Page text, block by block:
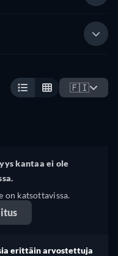
🇫🇮
kantaa ei ole
on katsottavissa.
erittäin arvostettuja